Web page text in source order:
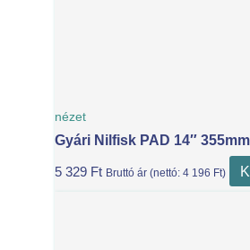
nézet
Gyári Nilfisk PAD 14″
5 329 Ft Bruttó ár (nettó:4 196 Ft)